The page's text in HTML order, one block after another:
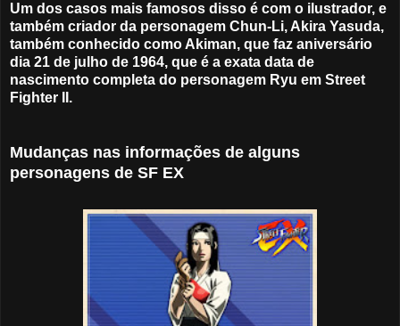
Um dos casos mais famosos disso é com o ilustrador, e
também criador da personagem Chun-Li, Akira Yasuda,
também conhecido como Akiman, que faz aniversário
dia 21 de julho de 1964, que é a exata data de
nascimento completa do personagem Ryu em Street
Fighter II.
Mudanças nas informações de alguns
personagens de SF EX